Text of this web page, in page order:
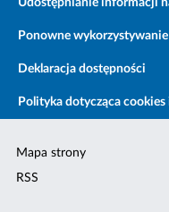
Udostępnianie informacji
Ponowne
Deklaracja dostępności
Polityka dotycząca
Mapa strony
RSS